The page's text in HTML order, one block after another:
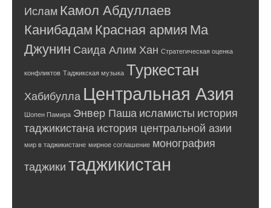
Ислам Камол Абдуллаев
КанибадамКрасная армияМа
Джунин Саида Алим Хан Стратегическая оценка
конфликтов Таджикская музыка Туркестан
Хабибулла Центральная Азия
Шопен Памира Энвер Паша исламисты история
таджикистана история центральной азии
мир в таджикистане мирное соглашение монография
таджики таджикистан